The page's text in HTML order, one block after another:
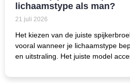
lichaamstype als man?
21 juli 2026
Het kiezen van de juiste
vooral wanneer je lichaamstype
en uitstraling. Het juiste model